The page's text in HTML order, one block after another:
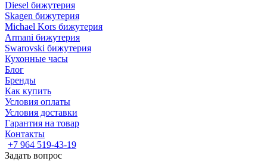
Diesel бижутерия
Skagen бижутерия
Michael Kors бижутерия
Armani бижутерия
Swarovski бижутерия
Кухонные часы
Блог
Бренды
Как купить
Условия оплаты
Условия доставки
Гарантия на товар
Контакты
+7 964 519-43-19
Задать вопрос